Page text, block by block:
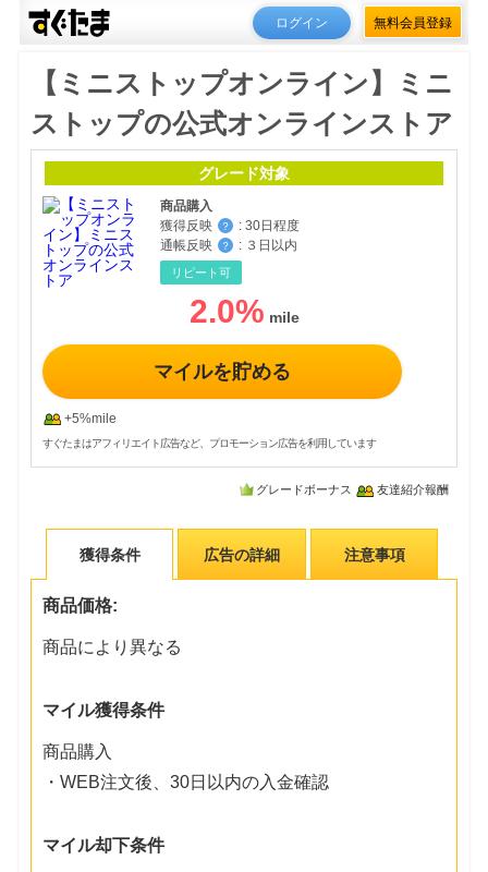
ログイン 無料会員登録
【ミニストップオンライン】ミニ
ストップの公式オンラインストア
グレード対象
商品購入
獲得反映
？ : 30日程度
通帳反映
？ : ３日以内
リピート可
2.0%
マイルを貯める
+5%mile
すぐたまはアフィリエイト広告など、プロモーション広告を利用しています
グレードボーナス 友達紹介報酬
獲得条件 広告の詳細 注意事項
商品価格:
商品により異なる
マイル獲得条件
商品購入
・WEB注文後、30日以内の入金確認
マイル却下条件